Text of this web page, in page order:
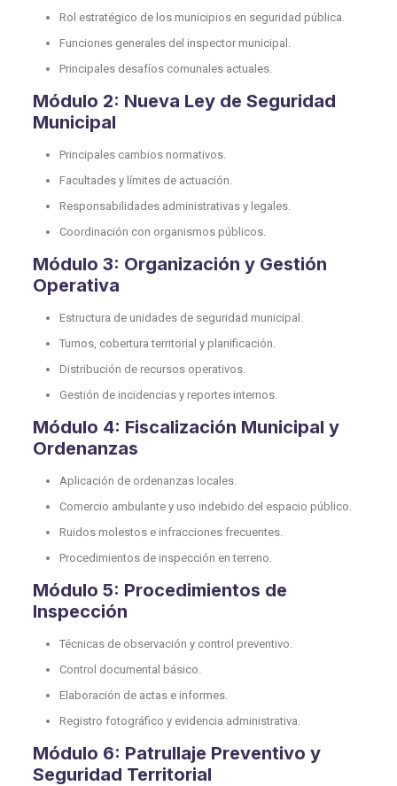
Rol estratégico de los municipios en seguridad pública.
Funciones generales del inspector municipal.
Principales desafíos comunales actuales.
Módulo 2: Nueva Ley de Seguridad
Municipal
Principales cambios normativos.
Facultades y límites de actuación.
Responsabilidades administrativas y legales.
Coordinación con organismos públicos.
Módulo 3: Organización y Gestión
Operativa
Estructura de unidades de seguridad municipal.
Turnos, cobertura territorial y planificación.
Distribución de recursos operativos.
Gestión de incidencias y reportes internos.
Módulo 4: Fiscalización Municipal y
Ordenanzas
Aplicación de ordenanzas locales.
Comercio ambulante y uso indebido del espacio público.
Ruidos molestos e infracciones frecuentes.
Procedimientos de inspección en terreno.
Módulo 5: Procedimientos de
Inspección
Técnicas de observación y control preventivo.
Control documental básico.
Elaboración de actas e informes.
Registro fotográfico y evidencia administrativa.
Módulo 6: Patrullaje Preventivo y
Seguridad Territorial